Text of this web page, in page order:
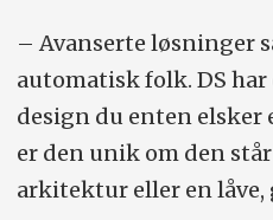
– Avanserte løsninger
automatisk folk. DS
design du enten elsker
er den unik om den
arkitektur eller en låve,